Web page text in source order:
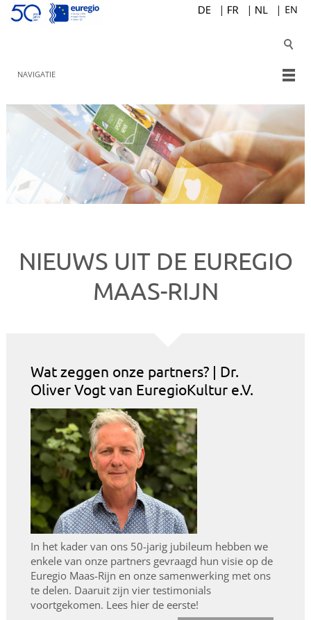
NAVIGATIE
NIEUWS UIT DE EUREGIO
MAAS-RIJN
Wat zeggen onze partners? | Dr.
Oliver Vogt van EuregioKultur e.V.
In het kader van ons 50-jarig jubileum hebben we
enkele van onze partners gevraagd hun visie op de
Euregio Maas-Rijn en onze samenwerking met ons
te delen. Daaruit zijn vier testimonials
voortgekomen. Lees hier de eerste!